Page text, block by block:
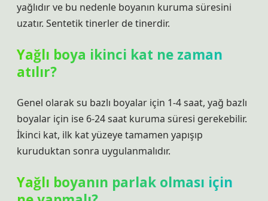
yağlıdır ve bu nedenle boyanın kuruma süresini
uzatır. Sentetik tinerler de tinerdir.
Yağlı boya ikinci kat ne zaman
atılır?
Genel olarak su bazlı boyalar için 1-4 saat, yağ bazlı
boyalar için ise 6-24 saat kuruma süresi gerekebilir.
İkinci kat, ilk kat yüzeye tamamen yapışıp
kuruduktan sonra uygulanmalıdır.
Yağlı boyanın parlak olması için